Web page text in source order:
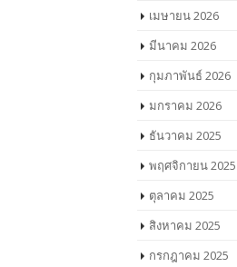
เมษายน 2026
มีนาคม 2026
กุมภาพันธ์ 2026
มกราคม 2026
ธันวาคม 2025
พฤศจิกายน 2025
ตุลาคม 2025
สิงหาคม 2025
กรกฎาคม 2025